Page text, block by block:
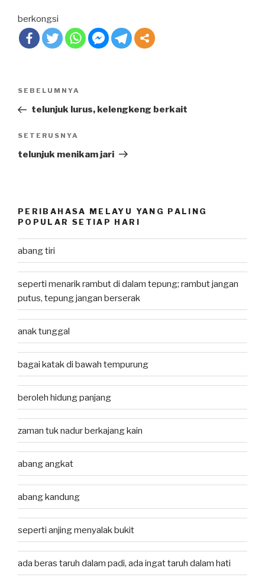
berkongsi
Post
Previous
Post
SEBELUMNYA
telunjuk lurus, kelengkeng berkait
Next
Post
SETERUSNYA
telunjuk menikam jari
PERIBAHASA MELAYU YANG PALING
POPULAR SETIAP HARI
abang tiri
seperti menarik rambut di dalam tepung; rambut jangan
putus, tepung jangan berserak
anak tunggal
bagai katak di bawah tempurung
beroleh hidung panjang
zaman tuk nadur berkajang kain
abang angkat
abang kandung
seperti anjing menyalak bukit
ada beras taruh dalam padi, ada ingat taruh dalam hati